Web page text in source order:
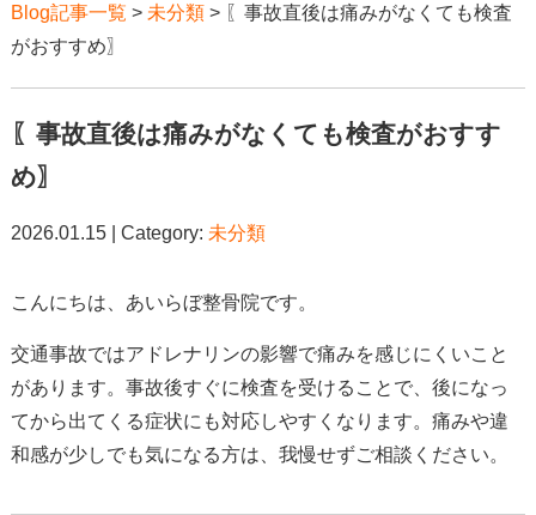
Blog記事一覧 > 未分類> 〖事故直後は痛みがなくても検査
がおすすめ〗
〖事故直後は痛みがなくても検査がおすす
め〗
2026.01.15 | Category: 未分類
こんにちは、あいらぼ整骨院です。
交通事故ではアドレナリンの影響で痛みを感じにくいこと
があります。事故後すぐに検査を受けることで、後になっ
てから出てくる症状にも対応しやすくなります。痛みや違
和感が少しでも気になる方は、我慢せずご相談ください。